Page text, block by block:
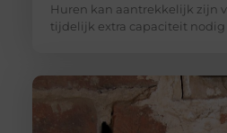
Huren kan aantrekkelijk zijn
tijdelijk extra capaciteit